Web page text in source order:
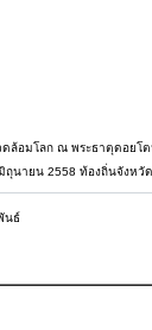
ดล้อมโลก ณ พระธาตุดอยโ
ถุนายน 2558 ท้องถิ่นจังหวั
นธ์